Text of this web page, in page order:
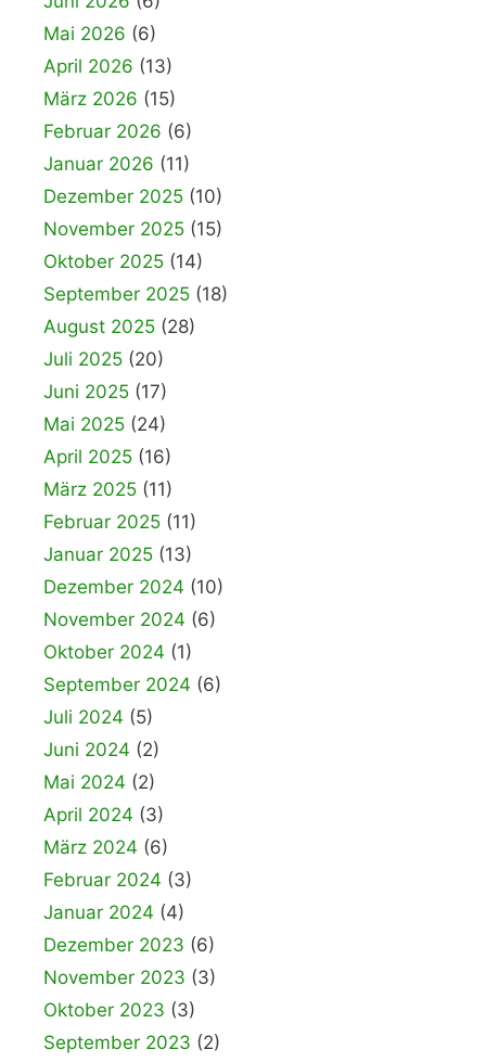
Mai 2026 (6)
April 2026 (13)
März 2026 (15)
Februar 2026 (6)
Januar 2026 (11)
Dezember 2025 (10)
November 2025 (15)
Oktober 2025 (14)
September 2025 (18)
August 2025 (28)
Juli 2025 (20)
Juni 2025 (17)
Mai 2025 (24)
April 2025 (16)
März 2025 (11)
Februar 2025 (11)
Januar 2025 (13)
Dezember 2024 (10)
November 2024 (6)
Oktober 2024 (1)
September 2024 (6)
Juli 2024 (5)
Juni 2024 (2)
Mai 2024 (2)
April 2024 (3)
März 2024 (6)
Februar 2024 (3)
Januar 2024 (4)
Dezember 2023 (6)
November 2023 (3)
Oktober 2023 (3)
September 2023 (2)